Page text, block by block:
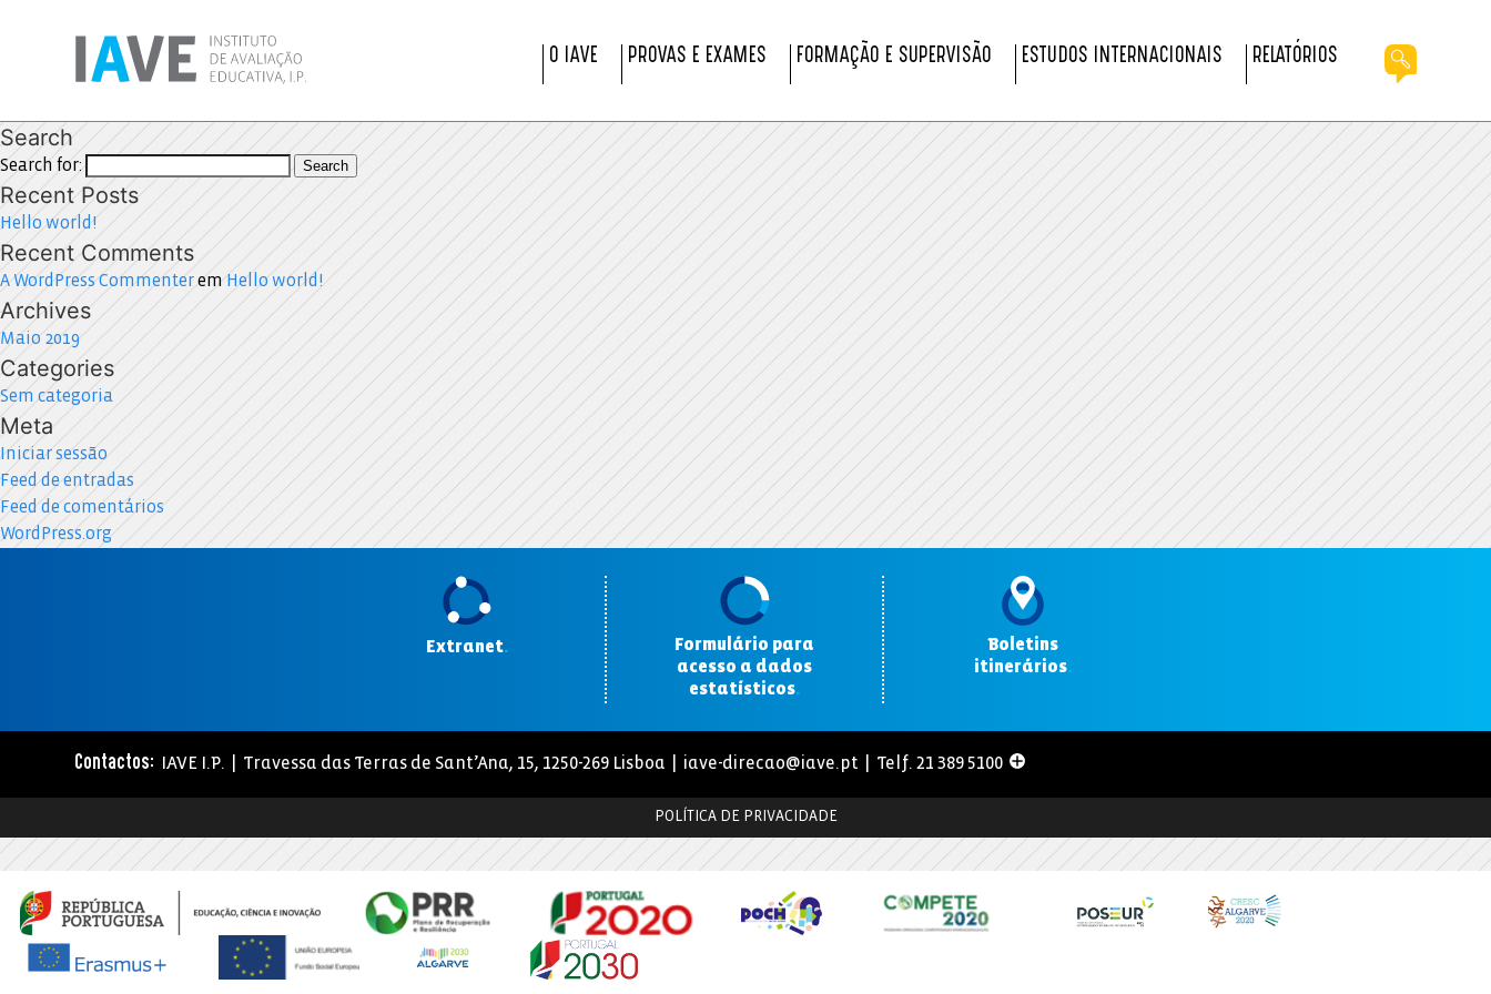
O IAVE PROVAS E EXAMES FORMAÇÃO E SUPERVISÃO ESTUDOS INTERNACIONAIS RELATÓRIOS
Search
Search for: Search
Recent Posts
Hello world!
Recent Comments
A WordPress Commenterem Hello world!
Archives
Maio 2019
Categories
Sem categoria
Meta
Iniciar sessão
Feed de entradas
Feed de comentários
WordPress.org
Extranet.
Formulário para
acesso a dados
estatísticos.
Boletins
itinerários.
Contactos: IAVE I.P. | Travessa das Terras de Sant’Ana, 15, 1250-269 Lisboa | iave-direcao@iave.pt | Telf. 21 389 5100
POLÍTICA DE PRIVACIDADE